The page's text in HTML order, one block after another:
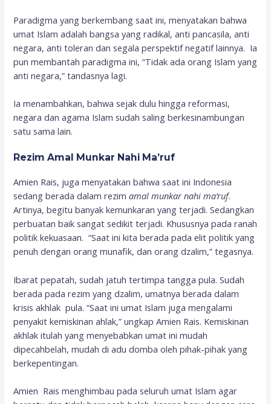
Paradigma yang berkembang saat ini, menyatakan bahwa
umat Islam adalah bangsa yang radikal, anti pancasila, anti
negara, anti toleran dan segala perspektif negatif lainnya. Ia
pun membantah paradigma ini, “Tidak ada orang Islam yang
anti negara,” tandasnya lagi.
Ia menambahkan, bahwa sejak dulu hingga reformasi,
negara dan agama Islam sudah saling berkesinambungan
satu sama lain.
Rezim Amal Munkar Nahi Ma’ruf
Amien Rais, juga menyatakan bahwa saat ini Indonesia
sedang berada dalam rezimamal munkar nahi ma’ruf.
Artinya, begitu banyak kemunkaran yang terjadi. Sedangkan
perbuatan baik sangat sedikit terjadi. Khususnya pada ranah
politik kekuasaan. “Saat ini kita berada pada elit politik yang
penuh dengan orang munafik, dan orang dzalim,” tegasnya.
Ibarat pepatah, sudah jatuh tertimpa tangga pula. Sudah
berada pada rezim yang dzalim, umatnya berada dalam
krisis akhlak pula. “Saat ini umat Islam juga mengalami
penyakit kemiskinan ahlak,” ungkap Amien Rais. Kemiskinan
akhlak itulah yang menyebabkan umat ini mudah
dipecahbelah, mudah di adu domba oleh pihak-pihak yang
berkepentingan.
Amien Rais menghimbau pada seluruh umat Islam agar